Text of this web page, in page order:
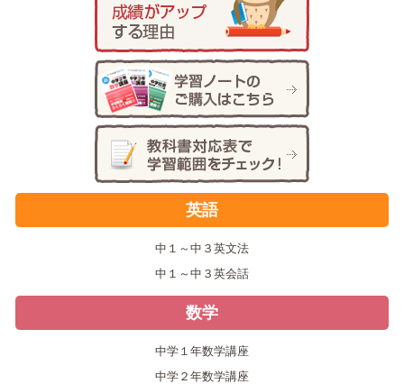
英語
中１～中３英文法
中１～中３英会話
数学
中学１年数学講座
中学２年数学講座